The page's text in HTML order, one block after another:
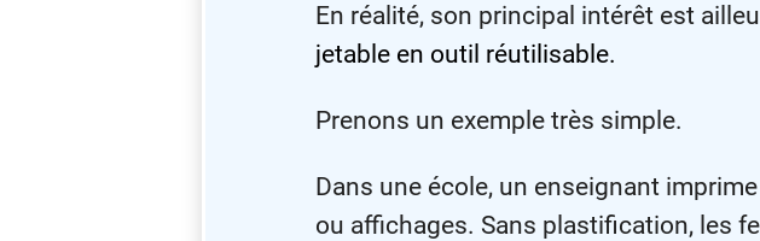
En réalité, son principal intérêt est
jetable en outil réutilisable.
Prenons un exemple très simple.
Dans une école, un enseignant
ou affichages. Sans plastification, les